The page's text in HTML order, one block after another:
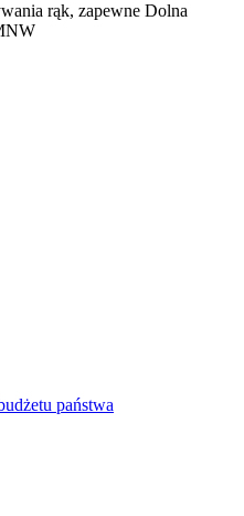
rąk, zapewne Dolna
państwa